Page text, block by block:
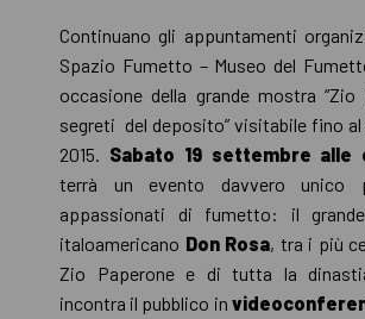
Continuano gli appuntamenti
Spazio Fumetto – Museo del
occasione della grande mostra
segreti del deposito” visitabile fino
2015. Sabato 19 settembre alle
terrà un evento davvero
appassionati di fumetto: il
italoamericano Don Rosa, tra i più
Zio Paperone e di tutta la
incontra il pubblico in